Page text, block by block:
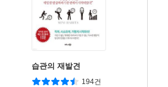
습관의 재발견
194건